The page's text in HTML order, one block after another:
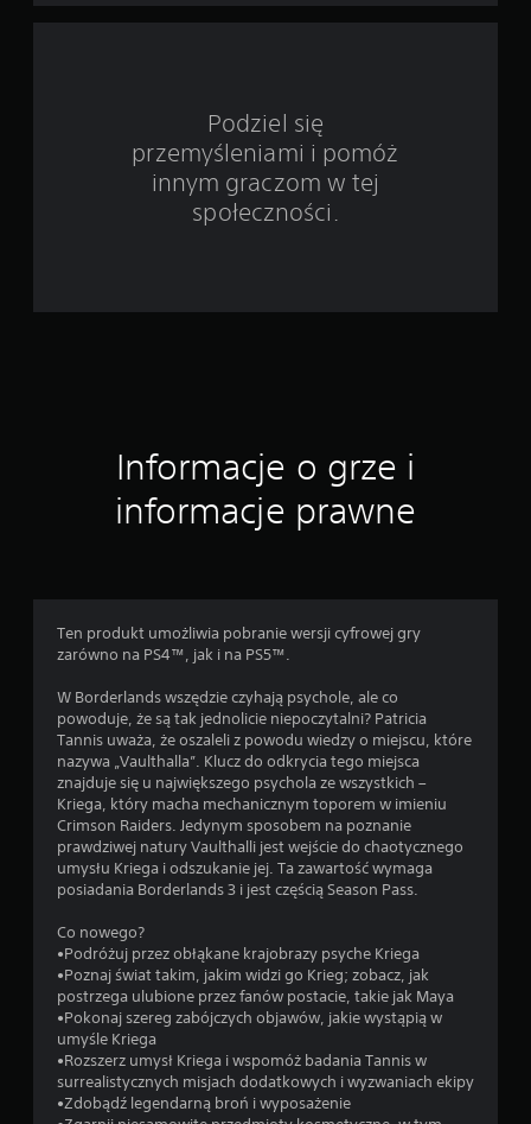
a
c
Podziel się
przemyśleniami i pomóż
innym graczom w tej
społeczności.
Informacje o grze i
informacje prawne
Ten produkt umożliwia pobranie wersji cyfrowej gry
zarówno na PS4™, jak i na PS5™.
W Borderlands wszędzie czyhają psychole, ale co
powoduje, że są tak jednolicie niepoczytalni? Patricia
Tannis uważa, że oszaleli z powodu wiedzy o miejscu, które
nazywa „Vaulthalla”. Klucz do odkrycia tego miejsca
znajduje się u największego psychola ze wszystkich –
Kriega, który macha mechanicznym toporem w imieniu
Crimson Raiders. Jedynym sposobem na poznanie
prawdziwej natury Vaulthalli jest wejście do chaotycznego
umysłu Kriega i odszukanie jej. Ta zawartość wymaga
posiadania Borderlands 3 i jest częścią Season Pass.
Co nowego?
•Podróżuj przez obłąkane krajobrazy psyche Kriega
•Poznaj świat takim, jakim widzi go Krieg; zobacz, jak
postrzega ulubione przez fanów postacie, takie jak Maya
•Pokonaj szereg zabójczych objawów, jakie wystąpią w
umyśle Kriega
•Rozszerz umysł Kriega i wspomóż badania Tannis w
surrealistycznych misjach dodatkowych i wyzwaniach ekipy
•Zdobądź legendarną broń i wyposażenie